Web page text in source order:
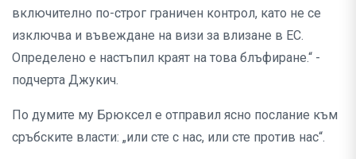
включително по-строг граничен контрол, като не се
изключва и въвеждане на визи за влизане в ЕС.
Определено е настъпил краят на това блъфиране.“ -
подчерта Джукич.
По думите му Брюксел е отправил ясно послание към
сръбските власти: „или сте с нас, или сте против нас“.